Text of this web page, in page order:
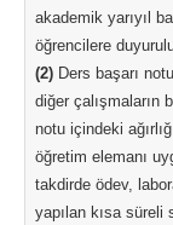
akademik yarıyıl
öğrencilere
(2) Ders başarı
diğer çalışmaların
notu içindeki
öğretim elemanı
takdirde ödev,
yapılan kısa süreli